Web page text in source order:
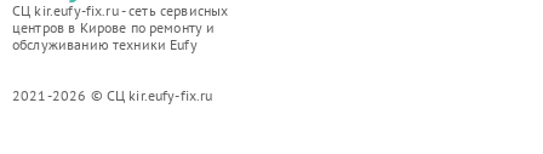
СЦ kir.eufy-fix.ru - сеть сервисных
центров в Кирове по ремонту и
обслуживанию техники Eufy
2021-2026 © СЦ kir.eufy-fix.ru